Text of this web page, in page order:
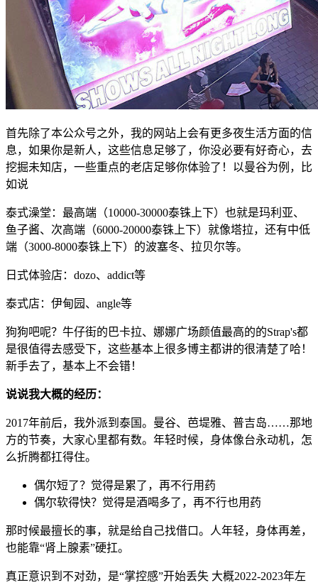
首先除了本公众号之外，我的网站上会有更多夜生活方面的信
息，如果你是新人，这些信息足够了，你没必要有好奇心，去
挖掘未知店，一些重点的老店足够你体验了！以曼谷为例，比
如说
泰式澡堂：最高端（10000-30000泰铢上下）也就是玛利亚、
鱼子酱、次高端（6000-20000泰铢上下）就像塔拉，还有中低
端（3000-8000泰铢上下）的波塞冬、拉贝尔等。
日式体验店：dozo、addict等
泰式店：伊甸园、angle等
狗狗吧呢？牛仔街的巴卡拉、娜娜广场颜值最高的的Strap's都
是很值得去感受下，这些基本上很多博主都讲的很清楚了哈！
新手去了，基本上不会错！
说说我大概的经历：
2017年前后，我外派到泰国。曼谷、芭堤雅、普吉岛……那地
方的节奏，大家心里都有数。年轻时候，身体像台永动机，怎
么折腾都扛得住。
偶尔短了？觉得是累了，再不行用药
偶尔软得快？觉得是酒喝多了，再不行也用药
那时候最擅长的事，就是给自己找借口。人年轻，身体再差，
也能靠“肾上腺素”硬扛。
真正意识到不对劲，是“掌控感”开始丢失 大概2022-2023年左